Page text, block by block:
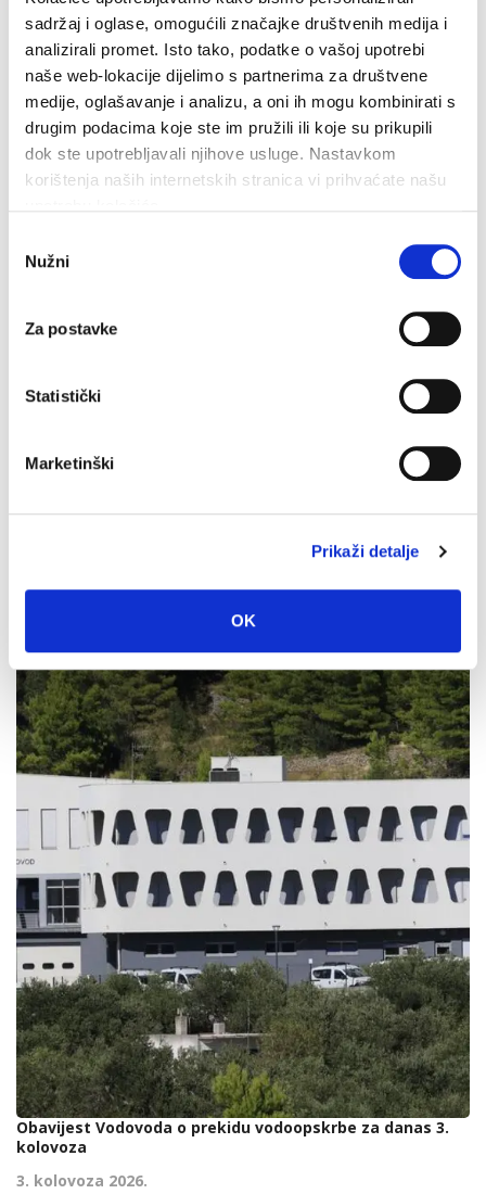
sadržaj i oglase, omogućili značajke društvenih medija i
analizirali promet. Isto tako, podatke o vašoj upotrebi
naše web-lokacije dijelimo s partnerima za društvene
medije, oglašavanje i analizu, a oni ih mogu kombinirati s
drugim podacima koje ste im pružili ili koje su prikupili
dok ste upotrebljavali njihove usluge. Nastavkom
korištenja naših internetskih stranica vi prihvaćate našu
pristanka
Nužni
Za postavke
Statistički
Marketinški
Prikaži detalje
OK
Dan pobjede i domovinske zahvalnosti i Dan hrvatskih
branitelja: Program obilježavanja u Makarskoj
4. kolovoza 2026.
U petak 7. kolovoza besplatan ulaz u Veliki Kaštel u
Obavijest Vodovoda o prekidu vodoopskrbe za danas 3.
kolovoza
3. kolovoza 2026.